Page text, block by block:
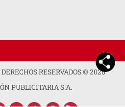
RESERVADOS ©2026
PUBLICITARIA S.A.